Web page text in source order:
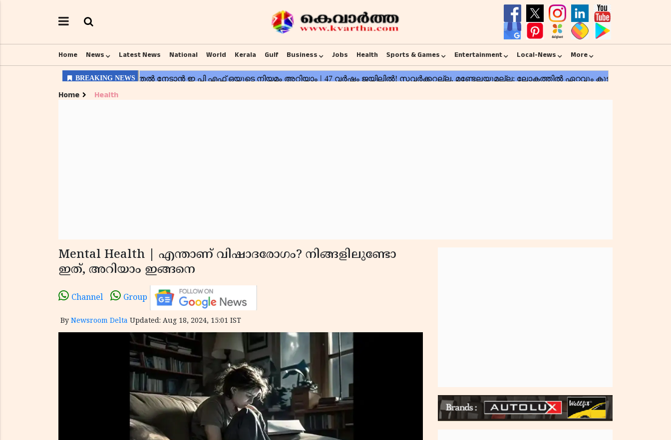
Home News Latest News National World Kerala Gulf Business Jobs Health Sports & Games Entertainment Local-News More
Home Health
Mental Health | എന്താണ് വിഷാദരോഗം? നിങ്ങളിലുണ്ടോ
ഇത്, അറിയാം ഇങ്ങനെ
Channel Group
By Newsroom Delta Updated: Aug 18, 2024, 15:01 IST